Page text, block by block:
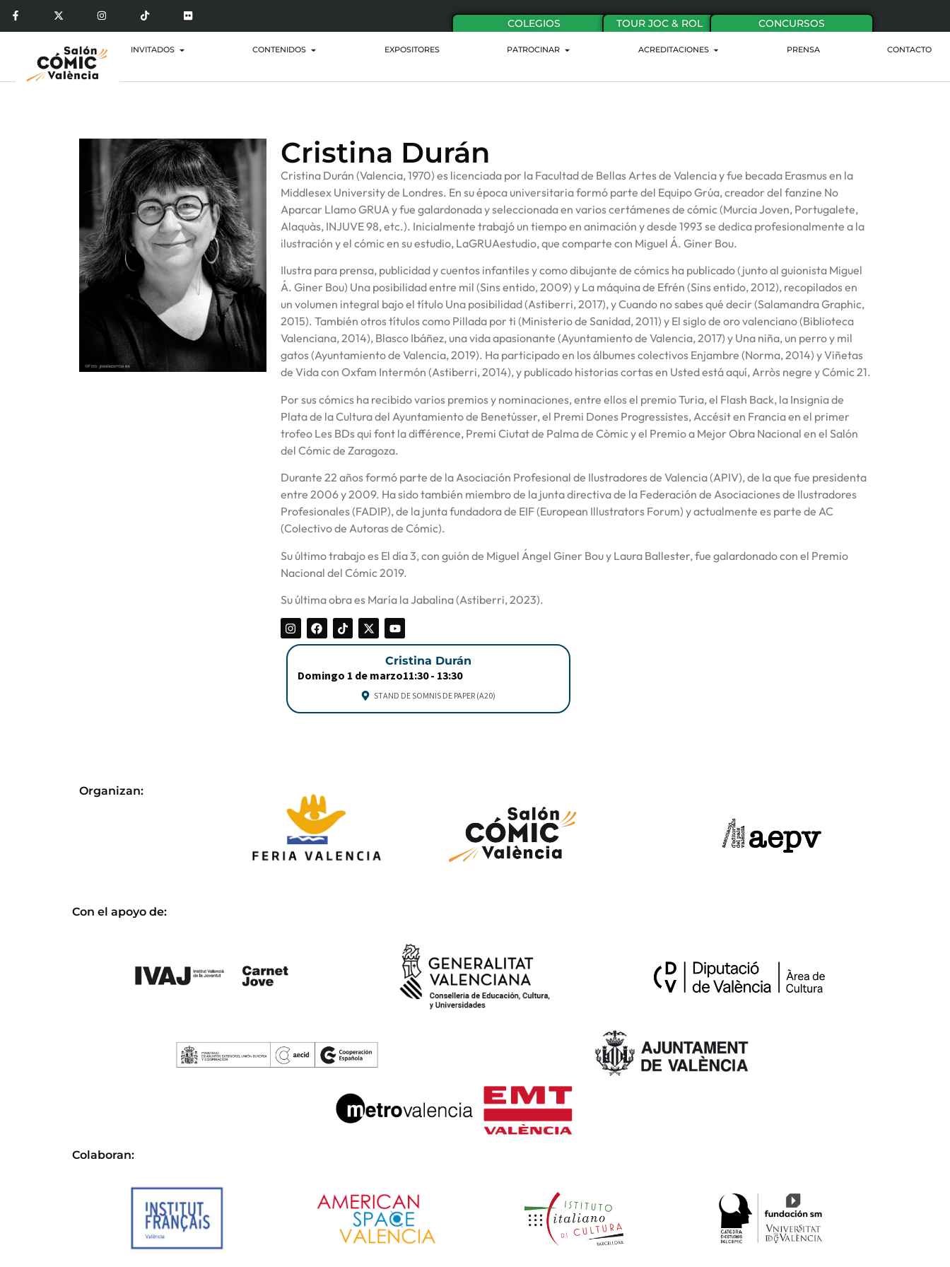
COLEGIOS TOUR JOC & ROL CONCURSOS
INVITADOS CONTENIDOS EXPOSITORES PATROCINAR ACREDITACIONES PRENSA CONTACTO
Cristina Durán
Cristina Durán (Valencia, 1970) es licenciada por la Facultad de Bellas Artes de Valencia y fue becada Erasmus en la
Middlesex University de Londres. En su época universitaria formó parte del Equipo Grúa, creador del fanzine No
Aparcar Llamo GRUA y fue galardonada y seleccionada en varios certámenes de cómic (Murcia Joven, Portugalete,
Alaquàs, INJUVE 98, etc.). Inicialmente trabajó un tiempo en animación y desde 1993 se dedica profesionalmente a la
ilustración y el cómic en su estudio, LaGRUAestudio, que comparte con Miguel Á. Giner Bou.
Ilustra para prensa, publicidad y cuentos infantiles y como dibujante de cómics ha publicado (junto al guionista Miguel
Á. Giner Bou) Una posibilidad entre mil (Sins entido, 2009) y La máquina de Efrén (Sins entido, 2012), recopilados en
un volumen integral bajo el título Una posibilidad (Astiberri, 2017), y Cuando no sabes qué decir (Salamandra Graphic,
2015). También otros títulos como Pillada por ti (Ministerio de Sanidad, 2011) y El siglo de oro valenciano (Biblioteca
Valenciana, 2014), Blasco Ibáñez, una vida apasionante (Ayuntamiento de Valencia, 2017) y Una niña, un perro y mil
gatos (Ayuntamiento de Valencia, 2019). Ha participado en los álbumes colectivos Enjambre (Norma, 2014) y Viñetas
de Vida con Oxfam Intermón (Astiberri, 2014), y publicado historias cortas en Usted está aquí, Arròs negre y Cómic 21.
Por sus cómics ha recibido varios premios y nominaciones, entre ellos el premio Turia, el Flash Back, la Insignia de
Plata de la Cultura del Ayuntamiento de Benetússer, el Premi Dones Progressistes, Accésit en Francia en el primer
trofeo Les BDs qui font la différence, Premi Ciutat de Palma de Còmic y el Premio a Mejor Obra Nacional en el Salón
del Cómic de Zaragoza.
Durante 22 años formó parte de la Asociación Profesional de Ilustradores de Valencia (APIV), de la que fue presidenta
entre 2006 y 2009. Ha sido también miembro de la junta directiva de la Federación de Asociaciones de Ilustradores
Profesionales (FADIP), de la junta fundadora de EIF (European Illustrators Forum) y actualmente es parte de AC
(Colectivo de Autoras de Cómic).
Su último trabajo es El día 3, con guión de Miguel Ángel Giner Bou y Laura Ballester, fue galardonado con el Premio
Nacional del Cómic 2019.
Su última obra es María la Jabalina (Astiberri, 2023).
Cristina Durán
Domingo 1 de marzo11:30 - 13:30
STAND DE SOMNIS DE PAPER (A20)
Organizan:
Con el apoyo de:
Colaboran: